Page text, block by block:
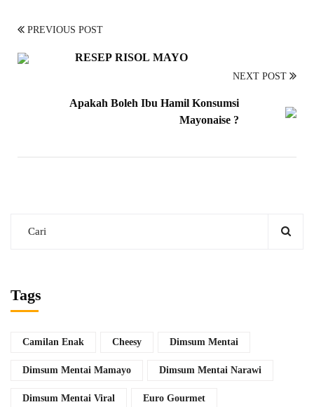
PREVIOUS POST
RESEP RISOL MAYO
NEXT POST
Apakah Boleh Ibu Hamil Konsumsi
Mayonaise ?
Tags
Camilan Enak Cheesy Dimsum Mentai
Dimsum Mentai Mamayo Dimsum Mentai Narawi
Dimsum Mentai Viral Euro Gourmet